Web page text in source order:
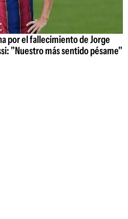
por el fallecimiento de Jorge
"Nuestro más sentido pésame"